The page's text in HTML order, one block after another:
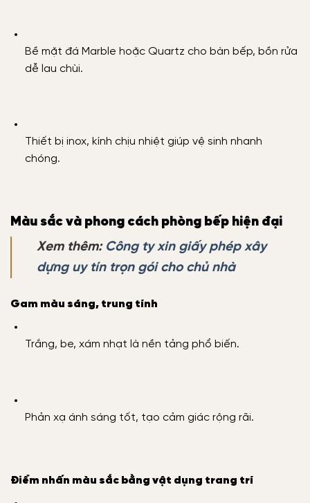
Bề mặt đá Marble hoặc Quartz cho bàn bếp, bồn rửa
dễ lau chùi.
Thiết bị inox, kính chịu nhiệt giúp vệ sinh nhanh
chóng.
Màu sắc và phong cách phòng bếp hiện đại
Xem thêm: Công ty xin giấy phép xây
dựng uy tín trọn gói cho chủ nhà
Gam màu sáng, trung tính
Trắng, be, xám nhạt là nền tảng phổ biến.
Phản xạ ánh sáng tốt, tạo cảm giác rộng rãi.
Điểm nhấn màu sắc bằng vật dụng trang trí